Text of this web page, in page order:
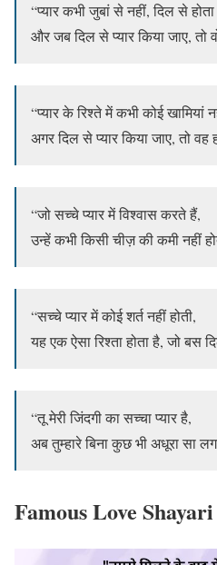
“प्यार कभी जुबां से नहीं, दिल से
और जब दिल से प्यार किया जाए, तो
“प्यार के रिश्ते में कभी कोई खामियां
अगर दिल से प्यार किया जाए, तो वह
“जो सच्चे प्यार में विश्वास करते हैं,
उन्हें कभी किसी चीज़ की कमी नहीं
“सच्चे प्यार में कोई शर्त नहीं होती,
यह एक ऐसा रिश्ता होता है, जो बस
“तू मेरी जिंदगी का सच्चा प्यार है,
अब तुम्हारे बिना कुछ भी अधूरा सा
Famous Love